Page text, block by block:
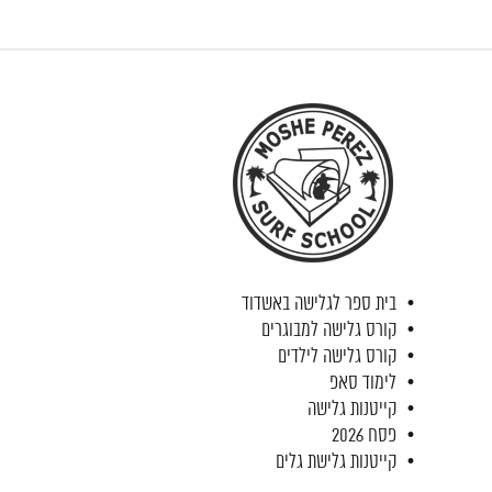
בית ספר לגלישה באשדוד
קורס גלישה למבוגרים
קורס גלישה לילדים
לימוד סאפ
קייטנות גלישה
פסח 2026
קייטנות גלישת גלים